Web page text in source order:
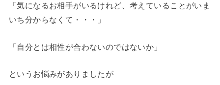
「気になるお相手がいるけれど、考えていることがいま
いち分からなくて・・・」
「自分とは相性が合わないのではないか」
というお悩みがありましたが